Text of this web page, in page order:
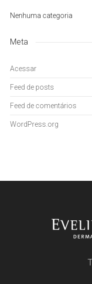
Nenhuma categoria
Meta
Acessar
Feed de posts
Feed de comentários
WordPress.org